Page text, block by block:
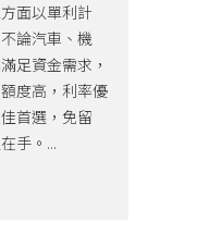
面以單利計
論汽車、機
足資金需求，
度高，利率優
首選，免留
手。...